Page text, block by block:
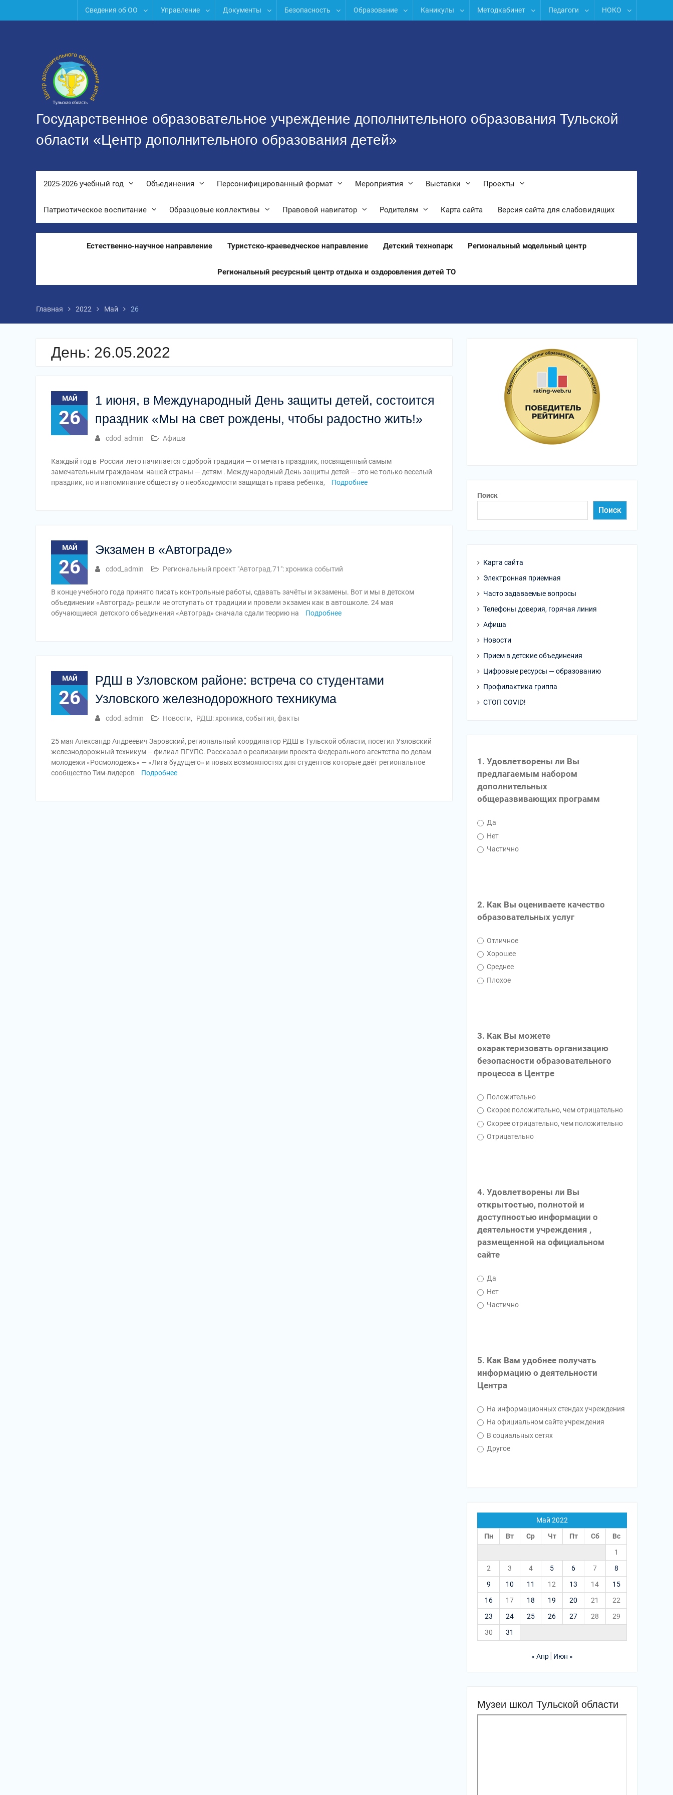
Сведения об ОО Управление Документы Безопасность Образование Каникулы Методкабинет Педагоги НОКО
Государственное образовательное учреждение дополнительного образования Тульской
области «Центр дополнительного образования детей»
2025-2026 учебный год Объединения Персонифицированный формат Мероприятия Выставки Проекты
Патриотическое воспитание Образцовые коллективы Правовой навигатор Родителям Карта сайта Версия сайта для слабовидящих
Естественно-научное направление Туристско-краеведческое направление Детский технопарк Региональный модельный центр
Региональный ресурсный центр отдыха и оздоровления детей ТО
Главная 2022 Май 26
День: 26.05.2022
МАЙ
26
1 июня, в Международный День защиты детей, состоится
праздник «Мы на свет рождены, чтобы радостно жить!»
cdod_admin Афиша
Каждый год в России лето начинается с доброй традиции — отмечать праздник, посвященный самым
замечательным гражданам нашей страны — детям . Международный День защиты детей — это не только веселый
праздник, но и напоминание обществу о необходимости защищать права ребенка,
Подробнее
МАЙ
26
Экзамен в «Автограде»
cdod_admin Региональный проект "Автоград.71": хроника событий
В конце учебного года принято писать контрольные работы, сдавать зачёты и экзамены. Вот и мы в детском
объединении «Автоград» решили не отступать от традиции и провели экзамен как в автошколе. 24 мая
обучающиеся детского объединения «Автоград» сначала сдали теорию на
Подробнее
МАЙ
26
РДШ в Узловском районе: встреча со студентами
Узловского железнодорожного техникума
cdod_admin Новости, РДШ: хроника, события, факты
25 мая Александр Андреевич Заровский, региональный координатор РДШ в Тульской области, посетил Узловский
железнодорожный техникум – филиал ПГУПС. Рассказал о реализации проекта Федерального агентства по делам
молодежи «Росмолодежь» — «Лига будущего» и новых возможностях для студентов которые даёт региональное
сообщество Тим-лидеров
Подробнее
Поиск
Поиск
Карта сайта
Электронная приемная
Часто задаваемые вопросы
Телефоны доверия, горячая линия
Афиша
Новости
Прием в детские объединения
Цифровые ресурсы — образованию
Профилактика гриппа
СТОП COVID!
1. Удовлетворены ли Вы
предлагаемым набором
дополнительных
общеразвивающих программ
Да
Нет
Частично
2. Как Вы оцениваете качество
образовательных услуг
Отличное
Хорошее
Среднее
Плохое
3. Как Вы можете
охарактеризовать организацию
безопасности образовательного
процесса в Центре
Положительно
Скорее положительно, чем отрицательно
Скорее отрицательно, чем положительно
Отрицательно
4. Удовлетворены ли Вы
открытостью, полнотой и
доступностью информации о
деятельности учреждения ,
размещенной на официальном
сайте
Да
Нет
Частично
5. Как Вам удобнее получать
информацию о деятельности
Центра
На информационных стендах учреждения
На официальном сайте учреждения
В социальных сетях
Другое
Май 2022
Пн
Вт Ср Чт Пт Сб
Вс
1
2
3 4 5 6 7
8
9
10 11 12 13 14
15
16
17 18 19 20 21
22
23
24 25 26 27 28
29
30
31
« Апр Июн »
Музеи школ Тульской области